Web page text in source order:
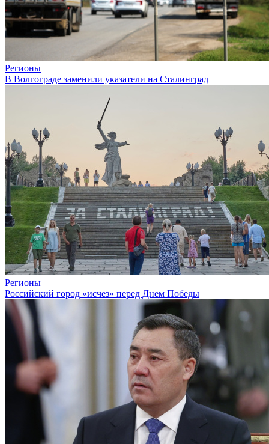
Регионы
В Волгограде заменили указатели на Сталинград
Регионы
Российский город «исчез» перед Днем Победы